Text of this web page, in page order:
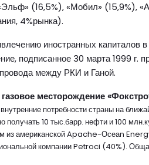
(16,5%), «Мобил» (15,9%),
4%рынка).
иностранных капиталов в
подписанное 30 марта 1999 г.
между РКИ и Ганой.
месторождение
потребности страны на
10 тыс.барр. нефти и 100
из американской Apache-Осеаn
компании Petroci (40%).